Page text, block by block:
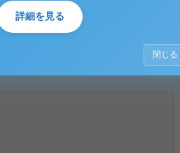
詳細を見る
閉じる